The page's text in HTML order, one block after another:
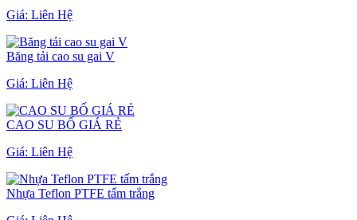
Giá: Liên Hệ
Băng tải cao su gai V
Giá: Liên Hệ
CAO SU BỐ GIÁ RẺ
Giá: Liên Hệ
Nhựa Teflon PTFE tấm trắng